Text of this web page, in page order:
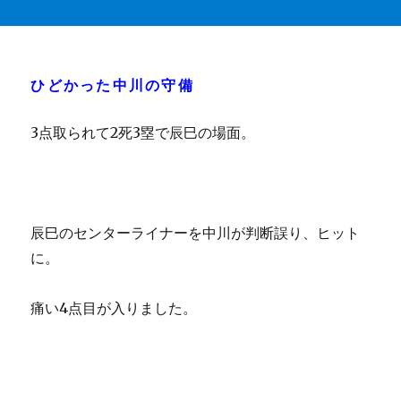
ひどかった中川の守備
3点取られて2死3塁で辰巳の場面。
辰巳のセンターライナーを中川が判断誤り、ヒット
に。
痛い4点目が入りました。